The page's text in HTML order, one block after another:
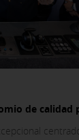
de calidad
opcionales